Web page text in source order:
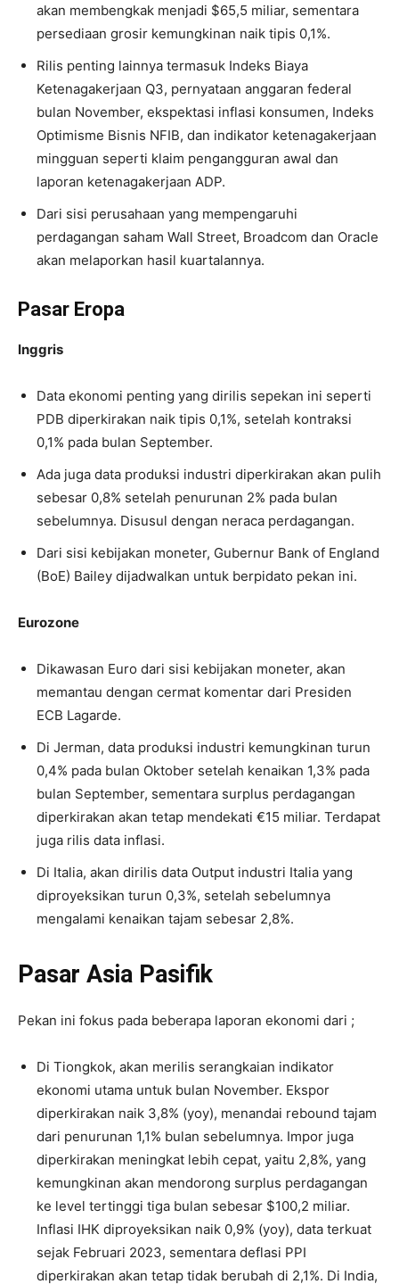
akan membengkak menjadi $65,5 miliar, sementara
persediaan grosir kemungkinan naik tipis 0,1%.
Rilis penting lainnya termasuk Indeks Biaya
Ketenagakerjaan Q3, pernyataan anggaran federal
bulan November, ekspektasi inflasi konsumen, Indeks
Optimisme Bisnis NFIB, dan indikator ketenagakerjaan
mingguan seperti klaim pengangguran awal dan
laporan ketenagakerjaan ADP.
Dari sisi perusahaan yang mempengaruhi
perdagangan saham Wall Street, Broadcom dan Oracle
akan melaporkan hasil kuartalannya.
Pasar Eropa
Inggris
Data ekonomi penting yang dirilis sepekan ini seperti
PDB diperkirakan naik tipis 0,1%, setelah kontraksi
0,1% pada bulan September.
Ada juga data produksi industri diperkirakan akan pulih
sebesar 0,8% setelah penurunan 2% pada bulan
sebelumnya. Disusul dengan neraca perdagangan.
Dari sisi kebijakan moneter, Gubernur Bank of England
(BoE) Bailey dijadwalkan untuk berpidato pekan ini.
Eurozone
Dikawasan Euro dari sisi kebijakan moneter, akan
memantau dengan cermat komentar dari Presiden
ECB Lagarde.
Di Jerman, data produksi industri kemungkinan turun
0,4% pada bulan Oktober setelah kenaikan 1,3% pada
bulan September, sementara surplus perdagangan
diperkirakan akan tetap mendekati €15 miliar. Terdapat
juga rilis data inflasi.
Di Italia, akan dirilis data Output industri Italia yang
diproyeksikan turun 0,3%, setelah sebelumnya
mengalami kenaikan tajam sebesar 2,8%.
Pasar Asia Pasifik
Pekan ini fokus pada beberapa laporan ekonomi dari ;
Di Tiongkok, akan merilis serangkaian indikator
ekonomi utama untuk bulan November. Ekspor
diperkirakan naik 3,8% (yoy), menandai rebound tajam
dari penurunan 1,1% bulan sebelumnya. Impor juga
diperkirakan meningkat lebih cepat, yaitu 2,8%, yang
kemungkinan akan mendorong surplus perdagangan
ke level tertinggi tiga bulan sebesar $100,2 miliar.
Inflasi IHK diproyeksikan naik 0,9% (yoy), data terkuat
sejak Februari 2023, sementara deflasi PPI
diperkirakan akan tetap tidak berubah di 2,1%. Di India,